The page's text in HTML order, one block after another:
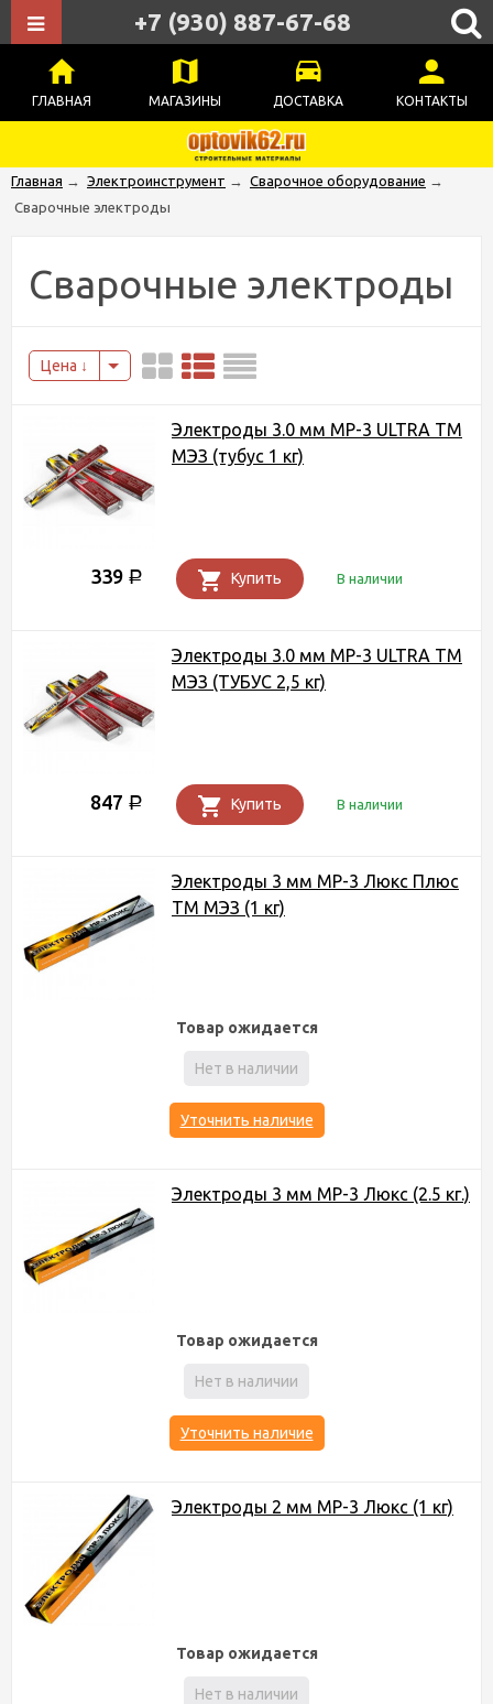
ГЛАВНАЯ МАГАЗИНЫ ДОСТАВКА КОНТАКТЫ
+7 (930) 887-67-68
Главная → Электроинструмент → Сварочное оборудование →
Сварочные электроды
Сварочные электроды
Цена
Электроды 3.0 мм МР-3 ULTRA ТМ
МЭЗ (тубус 1 кг)
339 Р Купить В наличии
Электроды 3.0 мм МР-3 ULTRA ТМ
МЭЗ (ТУБУС 2,5 кг)
847 Р Купить В наличии
Электроды 3 мм МР-3 Люкс Плюс
ТМ МЭЗ (1 кг)
Товар ожидается
Нет в наличии
Уточнить наличие
Электроды 3 мм МР-3 Люкс (2.5 кг.)
Товар ожидается
Нет в наличии
Уточнить наличие
Электроды 2 мм МР-3 Люкс (1 кг)
Товар ожидается
Нет в наличии